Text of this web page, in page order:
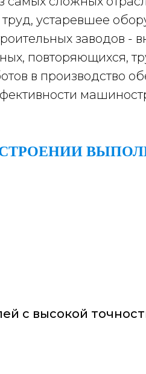
устаревшее
заводов -
повторяющихся,
в производство
с высокой